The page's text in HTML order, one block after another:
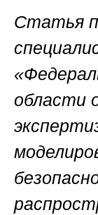
Статья
области